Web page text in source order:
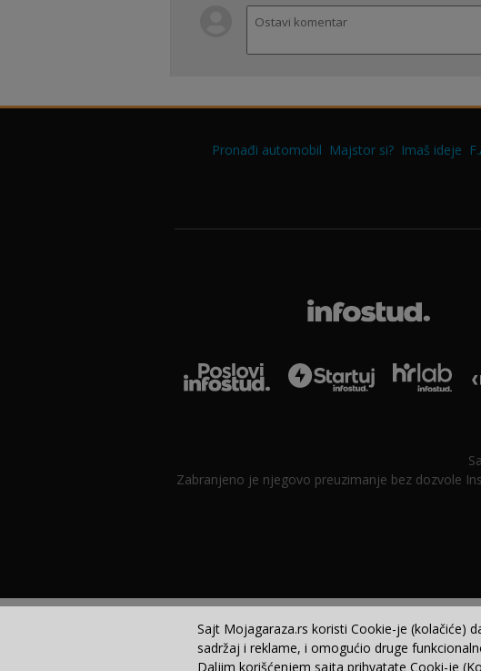
Pronađi automobil Majstor si? Imaš ideje
Zabranjeno je njegovo preuzimanje bez dozvole
Sajt Mojagaraza.rs koristi Cookie-je (kolačiće)
sadržaj i reklame, i omogućio druge
Daljim korišćenjem sajta prihvatate Cooki-je